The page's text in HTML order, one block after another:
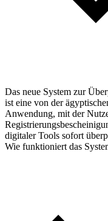
Das neue System zur
ist eine von der
Anwendung, mit der
digitaler Tools sofort
Wie funktioniert das